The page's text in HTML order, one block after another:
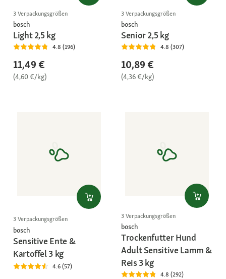
3 Verpackungsgrößen
bosch
Light 2,5 kg
4.8 (196)
11,49 €
(4,60 €/kg)
3 Verpackungsgrößen
bosch
Senior 2,5 kg
4.8 (307)
10,89 €
(4,36 €/kg)
3 Verpackungsgrößen
bosch
Sensitive Ente &
Kartoffel 3 kg
4.6 (57)
3 Verpackungsgrößen
bosch
Trockenfutter Hund
Adult Sensitive Lamm &
Reis 3 kg
4.8 (292)